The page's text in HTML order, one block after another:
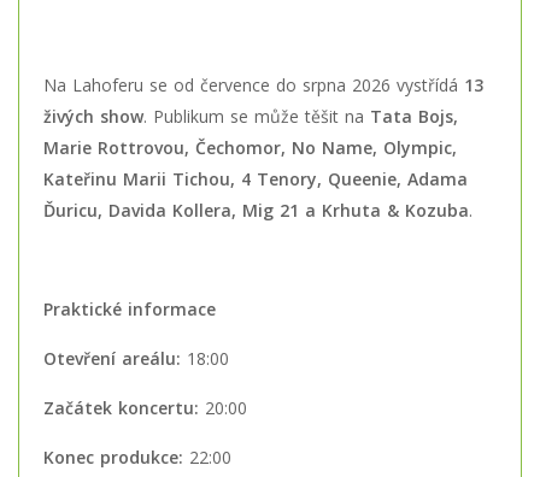
Na Lahoferu se od července do srpna 2026 vystřídá 13
živých show. Publikum se může těšit na Tata Bojs,
Marie Rottrovou, Čechomor, No Name, Olympic,
Kateřinu Marii Tichou, 4 Tenory, Queenie, Adama
Ďuricu, Davida Kollera, Mig 21 a Krhuta & Kozuba.
Praktické informace
Otevření areálu: 18:00
Začátek koncertu: 20:00
Konec produkce: 22:00